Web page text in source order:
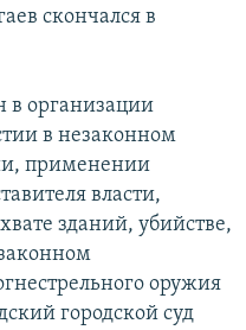
скончался в
в организации
в незаконном
применении
власти,
зданий, убийстве,
оружия
городской суд